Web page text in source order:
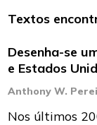
Textos
Desenha-se
e Estados
Anthony W.
Nos últimos